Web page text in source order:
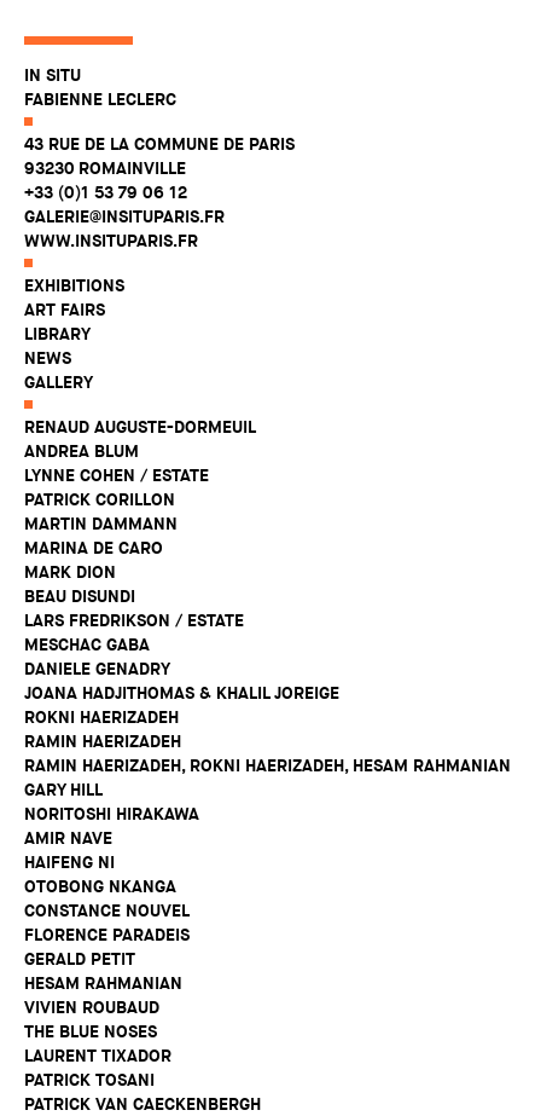
IN SITU
FABIENNE LECLERC
43 RUE DE LA COMMUNE DE PARIS
93230 ROMAINVILLE
+33 (0)1 53 79 06 12
GALERIE@INSITUPARIS.FR
WWW.INSITUPARIS.FR
EXHIBITIONS
ART FAIRS
LIBRARY
NEWS
GALLERY
RENAUD AUGUSTE-DORMEUIL
ANDREA BLUM
LYNNE COHEN / ESTATE
PATRICK CORILLON
MARTIN DAMMANN
MARINA DE CARO
MARK DION
BEAU DISUNDI
LARS FREDRIKSON / ESTATE
MESCHAC GABA
DANIELE GENADRY
JOANA HADJITHOMAS & KHALIL JOREIGE
ROKNI HAERIZADEH
RAMIN HAERIZADEH
RAMIN HAERIZADEH, ROKNI HAERIZADEH, HESAM RAHMANIAN
GARY HILL
NORITOSHI HIRAKAWA
AMIR NAVE
HAIFENG NI
OTOBONG NKANGA
CONSTANCE NOUVEL
FLORENCE PARADEIS
GERALD PETIT
HESAM RAHMANIAN
VIVIEN ROUBAUD
THE BLUE NOSES
LAURENT TIXADOR
PATRICK TOSANI
PATRICK VAN CAECKENBERGH